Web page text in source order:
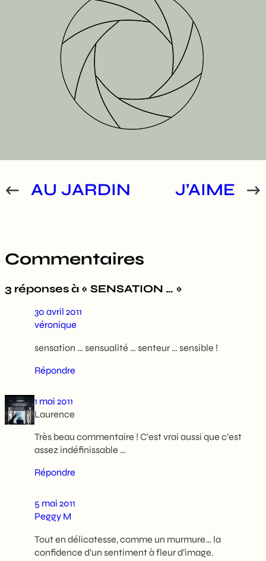
← AU JARDIN J’AIME →
Commentaires
3 réponses à « SENSATION … »
30 avril 2011
véronique
sensation … sensualité … senteur … sensible !
Répondre
1 mai 2011
Laurence
Très beau commentaire ! C’est vrai aussi que c’est
assez indéfinissable …
Répondre
5 mai 2011
Peggy M
Tout en délicatesse, comme un murmure… la
confidence d’un sentiment à fleur d’image.